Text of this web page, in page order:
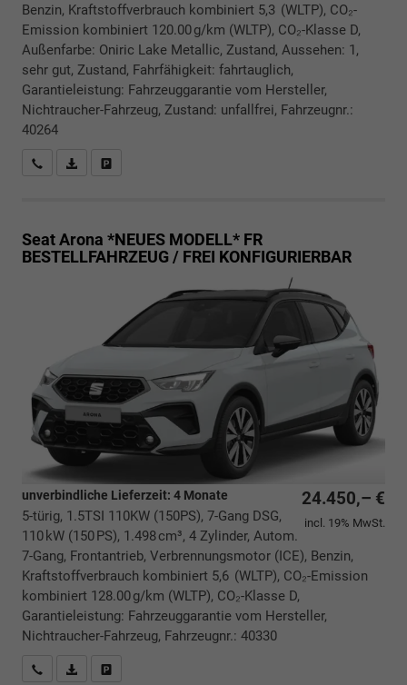
Benzin, Kraftstoffverbrauch kombiniert 5,3 (WLTP), CO₂-
Emission kombiniert 120.00 g/km (WLTP), CO₂-Klasse D,
Außenfarbe: Oniric Lake Metallic, Zustand, Aussehen: 1,
sehr gut, Zustand, Fahrfähigkeit: fahrtauglich,
Garantieleistung: Fahrzeuggarantie vom Hersteller,
Nichtraucher-Fahrzeug, Zustand: unfallfrei, Fahrzeugnr.:
40264
Rückrufbitte absenden
PDF-Datei, Fahrzeugexposé drucken
Seat Arona *NEUES MODELL* FR
BESTELLFAHRZEUG / FREI KONFIGURIERBAR
24.450,– €
incl. 19% MwSt.
unverbindliche Lieferzeit: 4 Monate
5-türig, 1.5TSI 110KW (150PS), 7-Gang DSG,
110 kW (150 PS), 1.498 cm³, 4 Zylinder, Autom.
7-Gang, Frontantrieb, Verbrennungsmotor (ICE), Benzin,
Kraftstoffverbrauch kombiniert 5,6 (WLTP), CO₂-Emission
kombiniert 128.00 g/km (WLTP), CO₂-Klasse D,
Garantieleistung: Fahrzeuggarantie vom Hersteller,
Nichtraucher-Fahrzeug, Fahrzeugnr.: 40330
Rückrufbitte absenden
PDF-Datei, Fahrzeugexposé drucken